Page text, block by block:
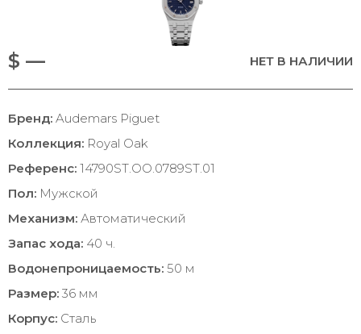
$ — НЕТ В НАЛИЧИИ
Бренд: Audemars Piguet
Коллекция: Royal Oak
Референс: 14790ST.OO.0789ST.01
Пол: Мужской
Механизм: Автоматический
Запас хода: 40 ч.
Водонепроницаемость: 50 м
Размер: 36 мм
Корпус: Сталь